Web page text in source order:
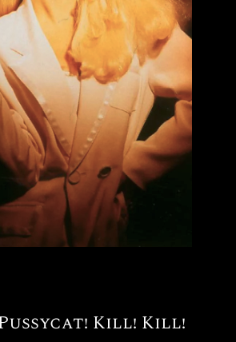
Kill! Kill!